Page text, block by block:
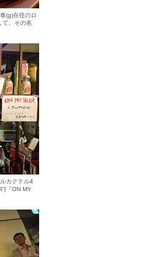
(g)在住のロ
て、その名
カクテル4
『ON MY